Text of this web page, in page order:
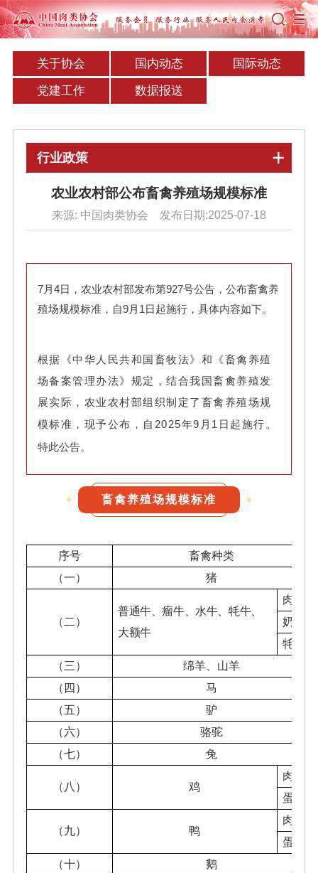
关于协会 国内动态 国际动态
党建工作 数据报送
行业政策
农业农村部公布畜禽养殖场规模标准
来源: 中国肉类协会 发布日期:2025-07-18
7月4日，农业农村部发布第927号公告，公布畜禽养
殖场规模标准， 自9月1日起施行， 具体内容如下。
根据《中华人民共和国畜牧法》和《畜禽养殖
场备案管理办法》规定，结合我国畜禽养殖发
展实际，农业农村部组织制定了畜禽养殖场规
模标准，现予公布，自2025年9月1日起施行。
特此公告。
畜禽养殖场规模标准
序号 畜禽种类
（一）
猪
（二）
普通牛、瘤牛、水牛、牦牛、
大额牛
肉牛
奶牛
牦牛
（三）
绵羊、山羊
（四）
马
（五）
驴
（六）
骆驼
（七）
兔
（八） 鸡
肉鸡
蛋鸡
（九） 鸭
肉鸭
蛋鸭
（十）
鹅